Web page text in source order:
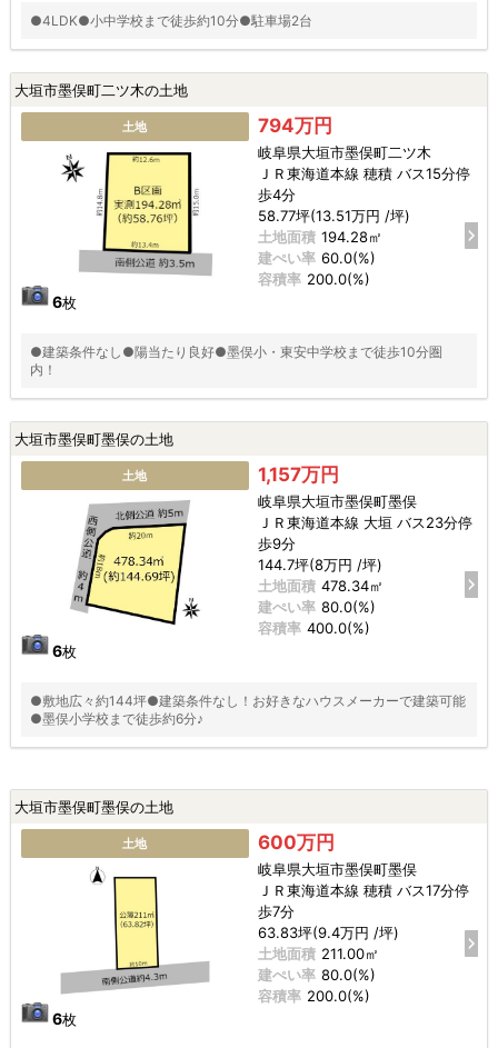
●4LDK●小中学校まで徒歩約10分●駐車場2台
大垣市墨俣町二ツ木の土地
土地
6枚
794万円
岐阜県大垣市墨俣町二ツ木
ＪＲ東海道本線 穂積 バス15分停
歩4分
58.77坪(13.51万円 /坪)
土地面積 194.28㎡
建ぺい率 60.0(%)
容積率 200.0(%)
●建築条件なし●陽当たり良好●墨俣小・東安中学校まで徒歩10分圏
内！
大垣市墨俣町墨俣の土地
土地
6枚
1,157万円
岐阜県大垣市墨俣町墨俣
ＪＲ東海道本線 大垣 バス23分停
歩9分
144.7坪(8万円 /坪)
土地面積 478.34㎡
建ぺい率 80.0(%)
容積率 400.0(%)
●敷地広々約144坪●建築条件なし！お好きなハウスメーカーで建築可能
●墨俣小学校まで徒歩約6分♪
大垣市墨俣町墨俣の土地
土地
6枚
600万円
岐阜県大垣市墨俣町墨俣
ＪＲ東海道本線 穂積 バス17分停
歩7分
63.83坪(9.4万円 /坪)
土地面積 211.00㎡
建ぺい率 80.0(%)
容積率 200.0(%)